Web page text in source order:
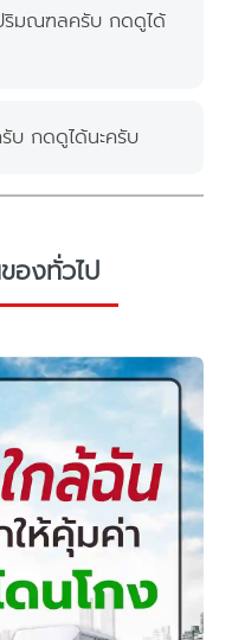
ริมณฑลครับ กดดูได้
บ กดดูได้นะครับ
องทั่วไป